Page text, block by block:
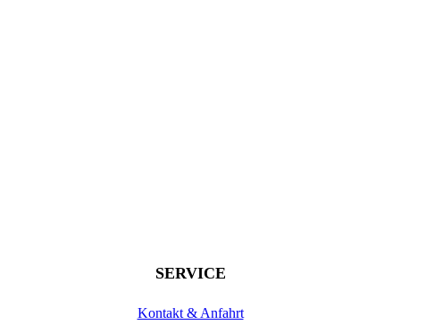
SERVICE
Kontakt & Anfahrt